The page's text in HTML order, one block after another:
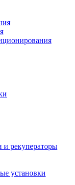
и рекуператоры
установки